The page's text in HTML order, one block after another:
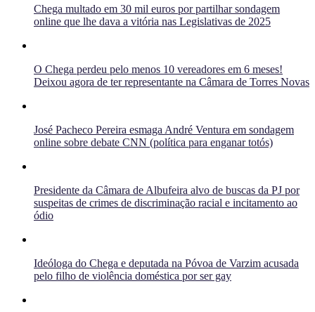
Chega multado em 30 mil euros por partilhar sondagem
online que lhe dava a vitória nas Legislativas de 2025
O Chega perdeu pelo menos 10 vereadores em 6 meses!
Deixou agora de ter representante na Câmara de Torres Novas
José Pacheco Pereira esmaga André Ventura em sondagem
online sobre debate CNN (política para enganar totós)
Presidente da Câmara de Albufeira alvo de buscas da PJ por
suspeitas de crimes de discriminação racial e incitamento ao
ódio
Ideóloga do Chega e deputada na Póvoa de Varzim acusada
pelo filho de violência doméstica por ser gay